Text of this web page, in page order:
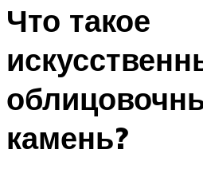
Что такое
камень?